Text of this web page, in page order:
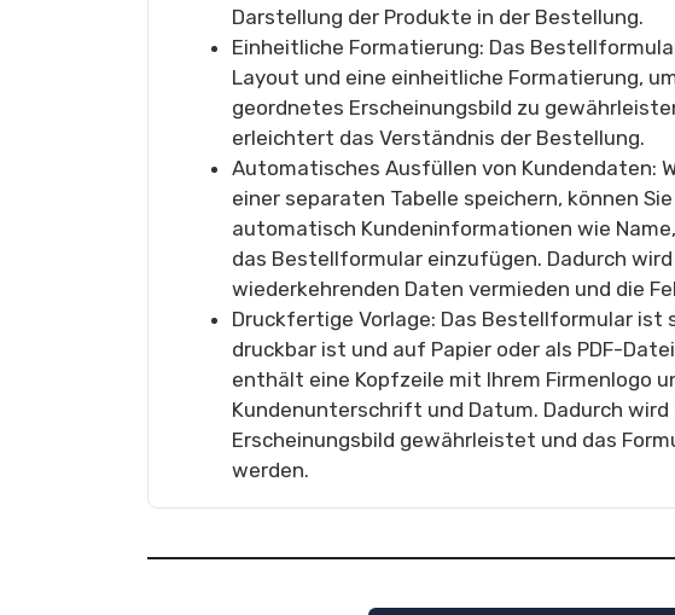
Darstellung der Produkte in der Bestellung.
Einheitliche Formatierung: Das
Layout und eine einheitliche Formatierung,
geordnetes Erscheinungsbild zu
erleichtert das Verständnis der Bestellung.
Automatisches Ausfüllen von Kundendaten:
einer separaten Tabelle speichern, können
automatisch Kundeninformationen wie
das Bestellformular einzufügen. Dadurch wird
wiederkehrenden Daten vermieden und die
Druckfertige Vorlage: Das Bestellformular
druckbar ist und auf Papier oder als PDF-
enthält eine Kopfzeile mit Ihrem Firmenlogo
Kundenunterschrift und Datum. Dadurch
Erscheinungsbild gewährleistet und das
werden.